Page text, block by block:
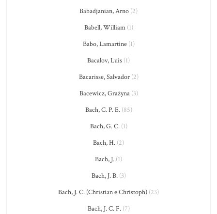
Babadjanian, Arno (2)
Babell, William(1)
Babo, Lamartine(1)
Bacalov, Luis (1)
Bacarisse, Salvador(2)
Bacewicz, Grażyna(3)
Bach, C. P. E.(85)
Bach, G. C.(1)
Bach, H. (2)
Bach, J. (1)
Bach, J. B.(3)
Bach, J. C. (Christian e Christoph) (23)
Bach, J. C. F.(7)